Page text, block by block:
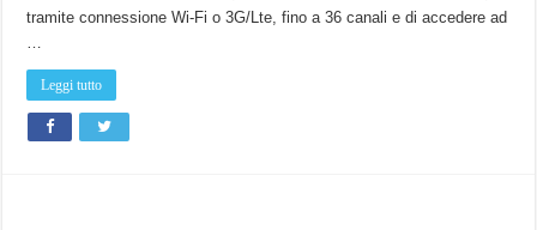
tramite connessione Wi-Fi o 3G/Lte, fino a 36 canali e di accedere ad
Leggi tutto